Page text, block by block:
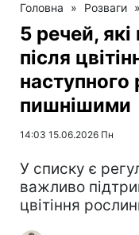
Головна » Розваги »
5 речей,
після
наступного
пишнішими
14:03 15.06.2026 Пн
У списку є
важливо
цвітіння